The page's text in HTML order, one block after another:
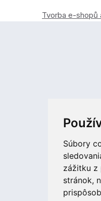
Súbory
zážitku z
stránok,
Tvorba e-shopů